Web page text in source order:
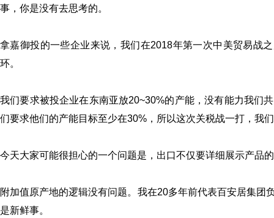
事，你是没有去思考的。
拿嘉御投的一些企业来说，我们在2018年第一次中美贸易战
环。
我们要求被投企业在东南亚放20~30%的产能，没有能力我们
们要求他们的产能目标至少在30%，所以这次关税战一打，我
今天大家可能很担心的一个问题是，出口不仅要详细展示产品
附加值原产地的逻辑没有问题。我在20多年前代表百安居集
是新鲜事。